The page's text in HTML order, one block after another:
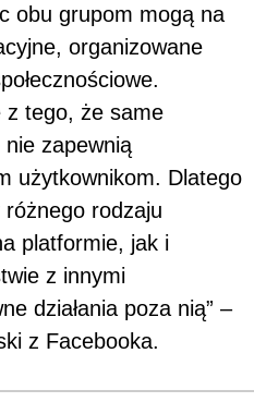
obu grupom mogą na
organizowane
z tego, że same
zapewnią
użytkownikom. Dlatego
rodzaju
platformie, jak i
z innymi
działania poza nią” –
z Facebooka.